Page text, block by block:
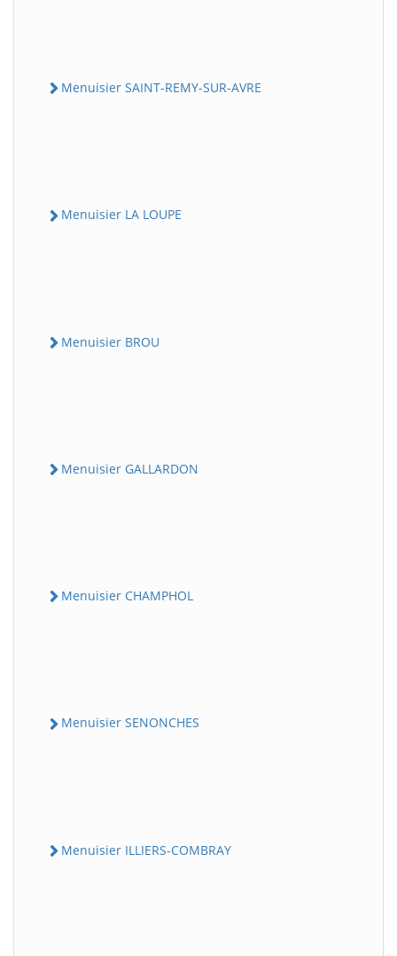
Menuisier SAINT-REMY-SUR-AVRE
Menuisier LA LOUPE
Menuisier BROU
Menuisier GALLARDON
Menuisier CHAMPHOL
Menuisier SENONCHES
Menuisier ILLIERS-COMBRAY